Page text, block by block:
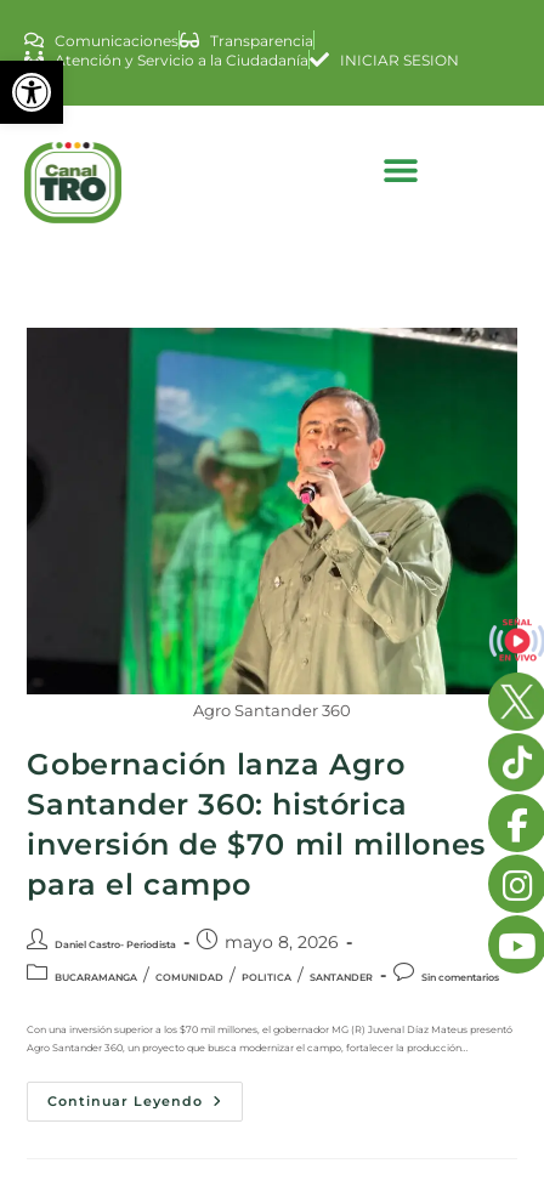
Abrir barra de
Comunicaciones
Transparencia
Atención y Servicio a la Ciudadanía
INICIAR SESION
Agro Santander 360
Gobernación lanza Agro
Santander 360: histórica
inversión de $70 mil millones
para el campo
Daniel Castro- Periodista mayo 8, 2026
BUCARAMANGA / COMUNIDAD / POLITICA / SANTANDER Sin comentarios
Con una inversión superior a los $70 mil millones, el gobernador MG (R) Juvenal Díaz Mateus presentó
Agro Santander 360, un proyecto que busca modernizar el campo, fortalecer la producción…
Continuar Leyendo